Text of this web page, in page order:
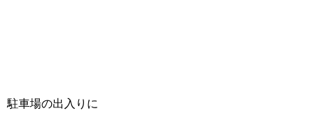
駐車場の出入りに